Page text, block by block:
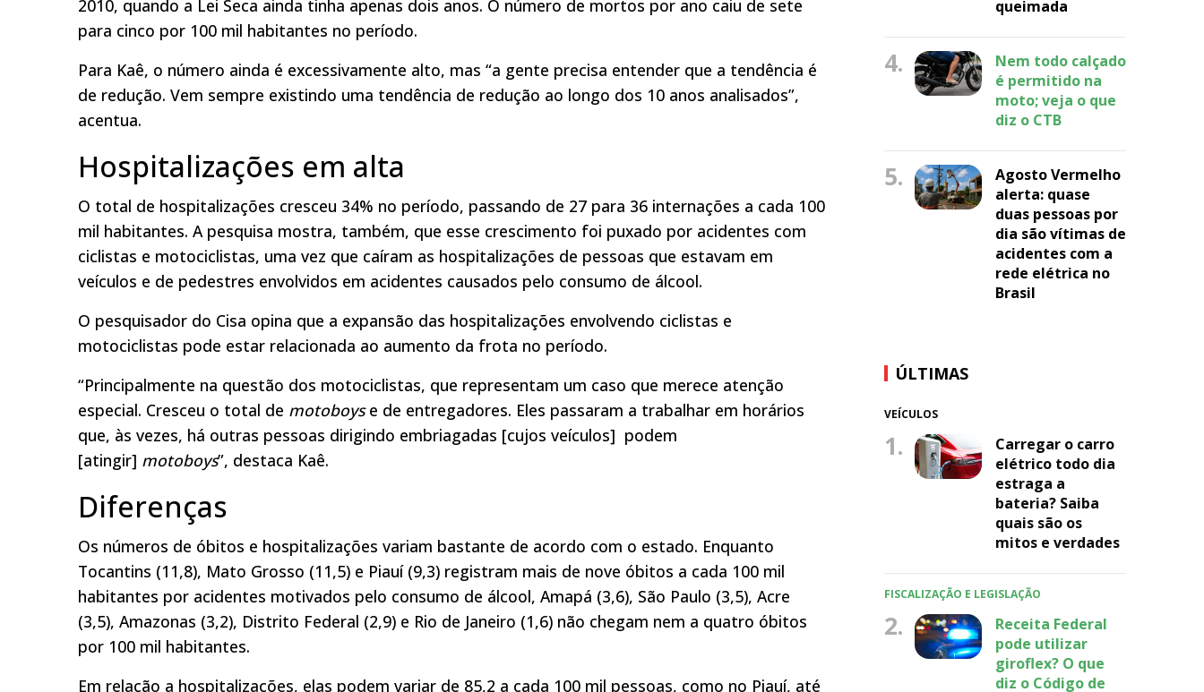
2010, quando a Lei Seca ainda tinha apenas dois anos. O número de mortos por ano caiu de sete
para cinco por 100 mil habitantes no período.
Para Kaê, o número ainda é excessivamente alto, mas “a gente precisa entender que a tendência é
de redução. Vem sempre existindo uma tendência de redução ao longo dos 10 anos analisados”,
acentua.
Hospitalizações em alta
O total de hospitalizações cresceu 34% no período, passando de 27 para 36 internações a cada 100
mil habitantes. A pesquisa mostra, também, que esse crescimento foi puxado por acidentes com
ciclistas e motociclistas, uma vez que caíram as hospitalizações de pessoas que estavam em
veículos e de pedestres envolvidos em acidentes causados pelo consumo de álcool.
O pesquisador do Cisa opina que a expansão das hospitalizações envolvendo ciclistas e
motociclistas pode estar relacionada ao aumento da frota no período.
“Principalmente na questão dos motociclistas, que representam um caso que merece atenção
especial. Cresceu o total de motoboyse de entregadores. Eles passaram a trabalhar em horários
que, às vezes, há outras pessoas dirigindo embriagadas [cujos veículos] podem
[atingir] motoboys”, destaca Kaê.
Diferenças
Os números de óbitos e hospitalizações variam bastante de acordo com o estado. Enquanto
Tocantins (11,8), Mato Grosso (11,5) e Piauí (9,3) registram mais de nove óbitos a cada 100 mil
habitantes por acidentes motivados pelo consumo de álcool, Amapá (3,6), São Paulo (3,5), Acre
(3,5), Amazonas (3,2), Distrito Federal (2,9) e Rio de Janeiro (1,6) não chegam nem a quatro óbitos
por 100 mil habitantes.
Em relação a hospitalizações, elas podem variar de 85,2 a cada 100 mil pessoas, como no Piauí, até
queimada
4.
Nem todo calçado
é permitido na
moto; veja o que
diz o CTB
5.
Agosto Vermelho
alerta: quase
duas pessoas por
dia são vítimas de
acidentes com a
rede elétrica no
Brasil
ÚLTIMAS
VEÍCULOS
1.
Carregar o carro
elétrico todo dia
estraga a
bateria? Saiba
quais são os
mitos e verdades
FISCALIZAÇÃO E LEGISLAÇÃO
2.
Receita Federal
pode utilizar
giroflex? O que
diz o Código de